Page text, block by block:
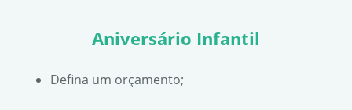
Aniversário Infantil
Defina um orçamento;